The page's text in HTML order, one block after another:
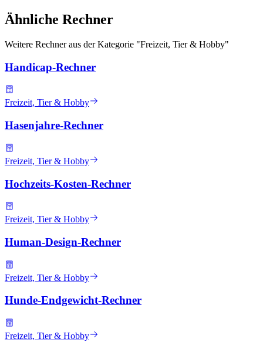
Ähnliche Rechner
Weitere Rechner aus der Kategorie "Freizeit, Tier & Hobby"
Handicap-Rechner
Freizeit, Tier & Hobby
Hasenjahre-Rechner
Freizeit, Tier & Hobby
Hochzeits-Kosten-Rechner
Freizeit, Tier & Hobby
Human-Design-Rechner
Freizeit, Tier & Hobby
Hunde-Endgewicht-Rechner
Freizeit, Tier & Hobby